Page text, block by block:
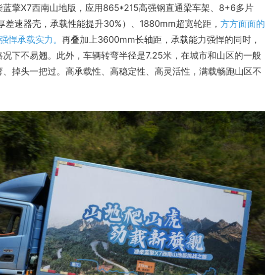
蓝擎X7西南山地版，应用865*215高强钢直通梁车架、8+6多片
差速器壳，承载性能提升30%）、1880mm超宽轮距， 方方面面的
悍承载实力。 再叠加上3600mm长轴距，承载能力强悍的同时，
下不易翘。此外，车辆转弯半径是7.25米，在城市和山区的一般
掉头一把过。高承载性、高稳定性、高灵活性，满载畅跑山区不